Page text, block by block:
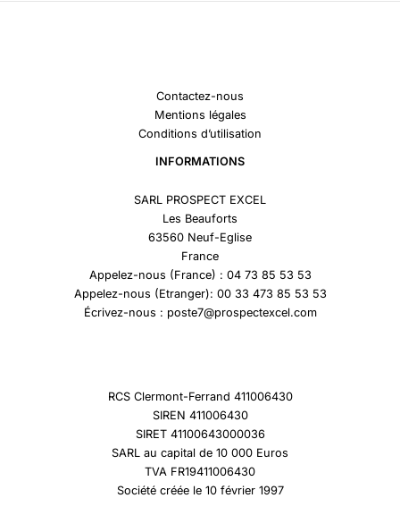
Contactez-nous
Mentions légales
Conditions d’utilisation
INFORMATIONS
SARL PROSPECT EXCEL
Les Beauforts
63560 Neuf-Eglise
France
Appelez-nous (France) : 04 73 85 53 53
Appelez-nous (Etranger): 00 33 473 85 53 53
Écrivez-nous : poste7@prospectexcel.com
RCS Clermont-Ferrand 411006430
SIREN 411006430
SIRET 41100643000036
SARL au capital de 10 000 Euros
TVA FR19411006430
Société créée le 10 février 1997